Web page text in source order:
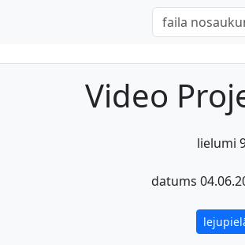
Video
lielumi
datums